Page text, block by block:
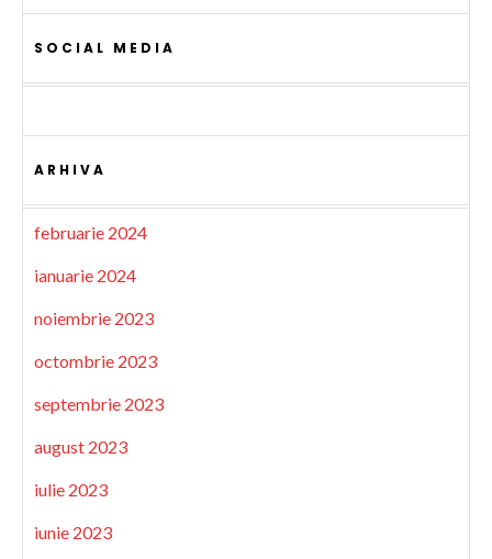
SOCIAL MEDIA
ARHIVA
februarie 2024
ianuarie 2024
noiembrie 2023
octombrie 2023
septembrie 2023
august 2023
iulie 2023
iunie 2023